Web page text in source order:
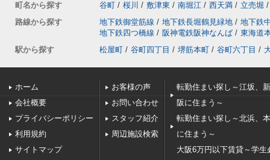
町名から探す
谷町 / 桜川 / 敷津東 / 南堀江 / 西天満 / 立売堀 /
路線から探す
地下鉄御堂筋線 / 地下鉄長堀鶴見緑地 / 地下鉄
地下鉄四つ橋線 / 阪神電鉄阪神なんば / 東海道
駅から探す
松屋町 / 谷町四丁目 / 堺筋本町 / 谷町六丁目 /
ホーム
会社概要
プライバシーポリシー
利用規約
サイトマップ
お客様の声
お問い合わせ
スタッフ紹介
周辺施設検索
転勤住まい探し～江坂、
阪に住まう～
転勤住まい探し～北浜、
に住まう～
大阪6万円以下賃貸～学生